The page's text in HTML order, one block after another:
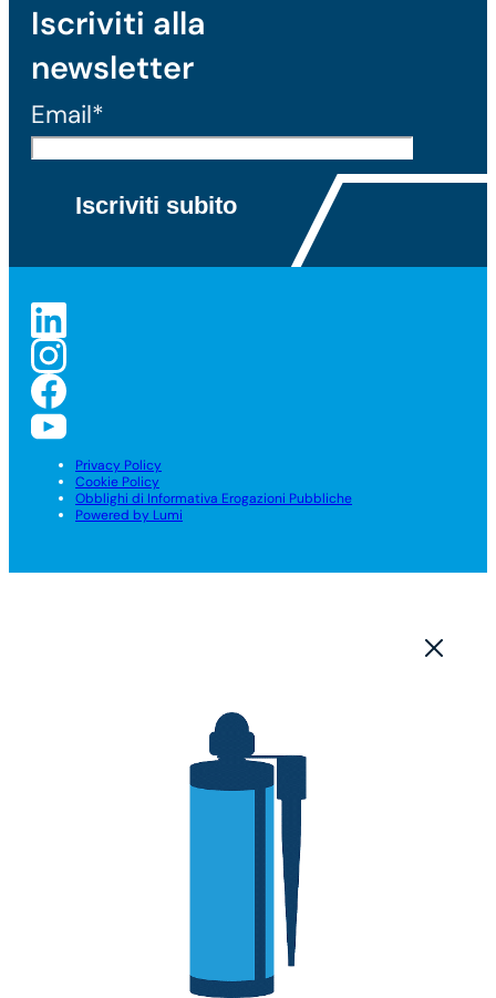
Iscriviti alla
newsletter
Email*
Privacy Policy
Cookie Policy
Obblighi di Informativa Erogazioni Pubbliche
Powered by Lumi